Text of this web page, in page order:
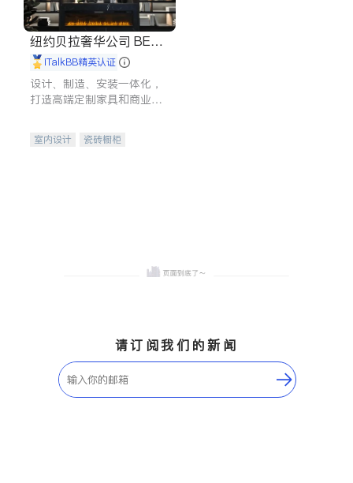
纽约贝拉奢华公司 BELL
A LUXE
iTalkBB精英认证
设计、制造、安装一体化，
打造高端定制家具和商业空
室内设计
瓷砖橱柜
请订阅我们的新闻